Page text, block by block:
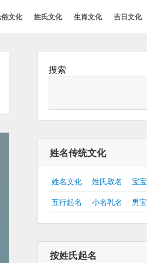
文化 姓氏文化 生肖文化 吉日文化
搜索
姓名传统文化
姓名文化 姓氏取名 宝
五行起名
小名乳名 男
按姓氏起名